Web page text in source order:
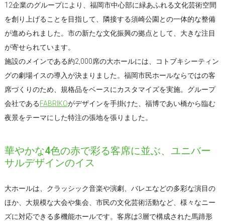
12企業のグループにより、福岡市中心部に緑あふれる文化芸術空間
を創り上げることを目指して、隣接する須崎公園との一体的な整備
が進められました。市の新たな文化振興の拠点として、大きな注目
が寄せられています。
施設のメインである約2,000席の大ホールには、コトブキシーティン
グの劇場イスの導入が決まりました。福岡市民ホールならではの客
席づくりのため、規格品をベースにカスタマイズを実施。グループ
会社である FABRIKOがデザインを手掛けた、福博であい橋から臨む
夜景をテーマにした特注の張地を張りました。
華やかな4色の赤で彩る客席に並ぶ、ユニバー
サルデザインのイス
大ホールは、クラッシック音楽や演劇、バレエなどの多彩な演目の
ほか、大規模な大会や集会、市民の文化芸術活動など、様々なニー
ズに対応できる多機能ホールです。客席は3層で構成された馬蹄形